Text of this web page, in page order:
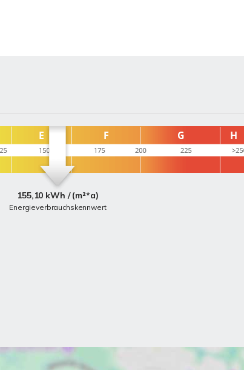
155,10 kWh / (m²*a)
Energieverbrauchskennwert